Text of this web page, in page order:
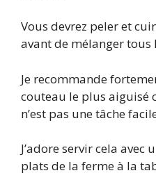
Vous devrez peler et
avant de mélanger tous
Je recommande
couteau le plus aiguisé
n’est pas une tâche
J’adore servir cela
plats de la ferme à la